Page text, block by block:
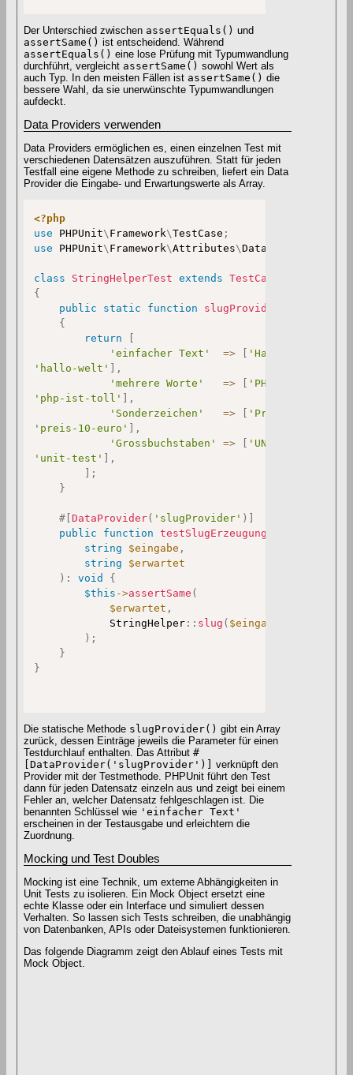
Der Unterschied zwischen assertEquals() und
assertSame() ist entscheidend. Während
assertEquals() eine lose Prüfung mit Typumwandlung
durchführt, vergleicht assertSame() sowohl Wert als
auch Typ. In den meisten Fällen ist assertSame() die
bessere Wahl, da sie unerwünschte Typumwandlungen
aufdeckt.
Data Providers verwenden
Data Providers ermöglichen es, einen einzelnen Test mit
verschiedenen Datensätzen auszuführen. Statt für jeden
Testfall eine eigene Methode zu schreiben, liefert ein Data
Provider die Eingabe- und Erwartungswerte als Array.
<?php
use
PHPUnit\ Framework\TestCase ;
use
PHPUnit\ Framework\Attributes\DataProvider
class StringHelperTest extends
TestCase
{
public
static function slugProvider
{
return
[
'einfacher Text'
=> [ 'Hallo Welt'
'hallo-welt' ] ,
'mehrere Worte'
=> [ 'PHP ist toll'
'php-ist-toll' ] ,
'Sonderzeichen'
=> [ 'Preis: 10 Euro'
'preis-10-euro' ] ,
'Grossbuchstaben'
=> [ 'UNIT TEST'
'unit-test' ] ,
] ;
}
#[DataProvider( 'slugProvider' ) ]
public
function testSlugErzeugung
string
$eingabe ,
string
$erwartet
) : void
{
$this ->assertSame (
$erwartet ,
StringHelper :: slug ( $eingabe
) ;
}
}
Die statische Methode slugProvider() gibt ein Array
zurück, dessen Einträge jeweils die Parameter für einen
Testdurchlauf enthalten. Das Attribut #
[DataProvider('slugProvider')]
verknüpft den
Provider mit der Testmethode. PHPUnit führt den Test
dann für jeden Datensatz einzeln aus und zeigt bei einem
Fehler an, welcher Datensatz fehlgeschlagen ist. Die
benannten Schlüssel wie 'einfacher Text'
erscheinen in der Testausgabe und erleichtern die
Zuordnung.
Mocking und Test Doubles
Mocking ist eine Technik, um externe Abhängigkeiten in
Unit Tests zu isolieren. Ein Mock Object ersetzt eine
echte Klasse oder ein Interface und simuliert dessen
Verhalten. So lassen sich Tests schreiben, die unabhängig
von Datenbanken, APIs oder Dateisystemen funktionieren.
Das folgende Diagramm zeigt den Ablauf eines Tests mit
Mock Object.